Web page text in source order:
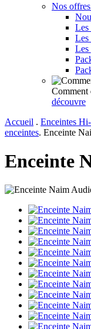
Nos
Les
Les
Les
Comment
découvre
Accueil . Enceintes
enceintes. Enceinte
Enceinte